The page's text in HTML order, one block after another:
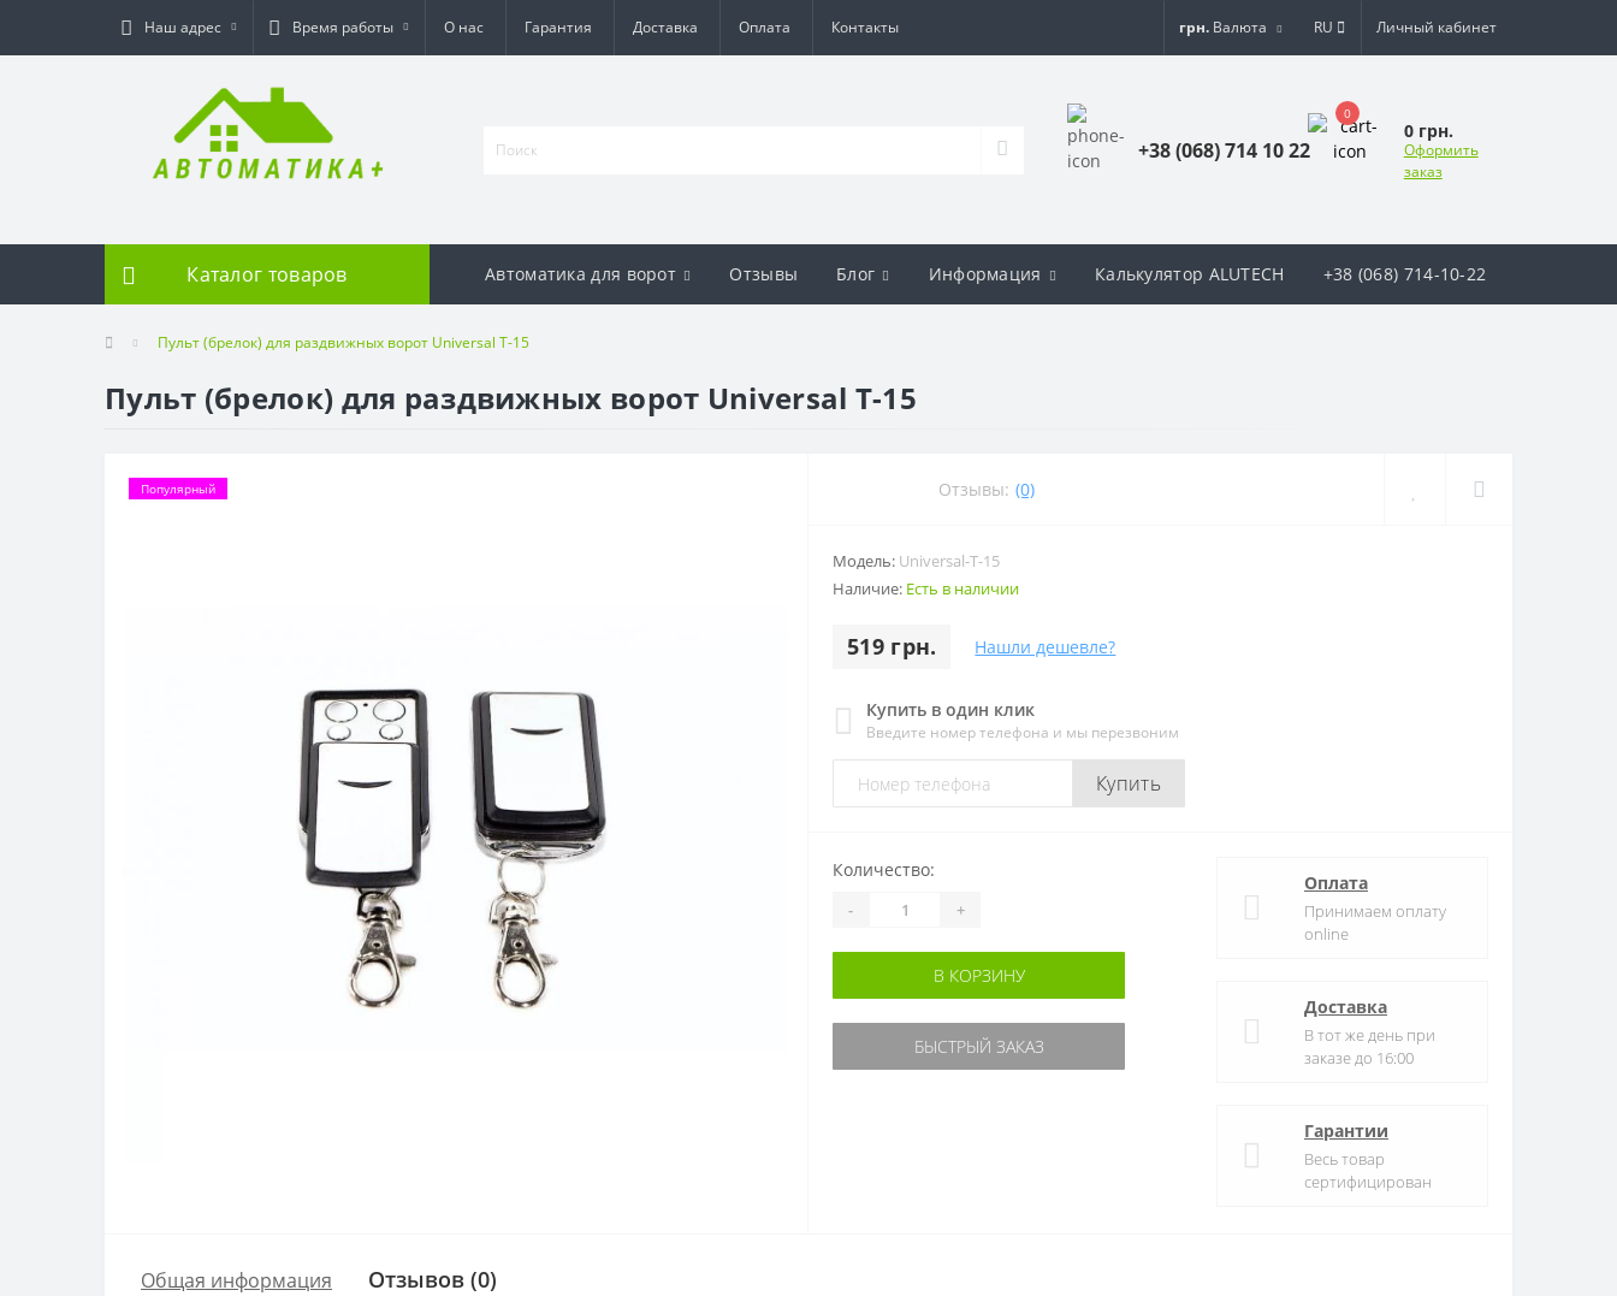
Наш адрес Время работы О нас Гарантия Доставка Оплата Контакты грн. Валюта RU Личный кабинет
+38 (068) 714 10 22
0
0 грн.
Оформить
заказ
Каталог товаров Автоматика для ворот Отзывы Блог Информация Калькулятор ALUTECH +38 (068) 714-10-22
Пульт (брелок) для раздвижных ворот Universal T-15
Пульт (брелок) для раздвижных ворот Universal T-15
Популярный Отзывы: (0)
Модель: Universal-T-15
Наличие: Есть в наличии
519 грн. Нашли дешевле?
Купить в один клик
Введите номер телефона и мы перезвоним
Купить
Количество:
- +
В КОРЗИНУ
БЫСТРЫЙ ЗАКАЗ
Оплата
Принимаем оплату
online
Доставка
В тот же день при
заказе до 16:00
Гарантии
Весь товар
сертифицирован
Общая информация Отзывов (0)